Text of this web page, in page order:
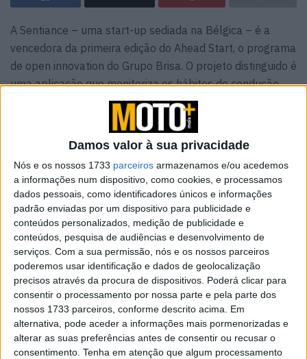
Damos valor à sua privacidade
Nós e os nossos 1733 parceiros armazenamos e/ou acedemos
a informações num dispositivo, como cookies, e processamos
dados pessoais, como identificadores únicos e informações
padrão enviadas por um dispositivo para publicidade e
conteúdos personalizados, medição de publicidade e
conteúdos, pesquisa de audiências e desenvolvimento de
serviços. Com a sua permissão, nós e os nossos parceiros
poderemos usar identificação e dados de geolocalização
precisos através da procura de dispositivos. Poderá clicar para
consentir o processamento por nossa parte e pela parte dos
nossos 1733 parceiros, conforme descrito acima. Em
alternativa, pode aceder a informações mais pormenorizadas e
alterar as suas preferências antes de consentir ou recusar o
consentimento. Tenha em atenção que algum processamento
A Sentiance – uma start-up sediada na Bélgica – é a
vencedora da primeira edição do Ahead Start, o programa
de open innovation do Grupo Brisa. O projeto distinguido é
uma aplicação que monitoriza os hábitos de condução,
permitindo antecipar comportamentos de risco e, quando
necessário, intervir em tempo real, assegurando assim
uma condução segura.
A empresa vencedora vai testar a solução desenvolvida
em ambiente real com o Grupo Brisa, para avaliar o seu
potencial de implementação integrada na aplicação da
Via Verde. Ana Almeida Simões, diretora de inovação do
Grupo Brisa considera que“o projeto da Sentiance
procura responder a um dos maiores desafios na
promoção da segurança rodoviária que é a mudança de
comportamentos dos condutores, essencial para reduzir
o número de acidentes e vítimas. Quando lançámos a
nossa call, procurávamos soluções para sensibilizar e
educar para as melhores práticas de condução e garantir